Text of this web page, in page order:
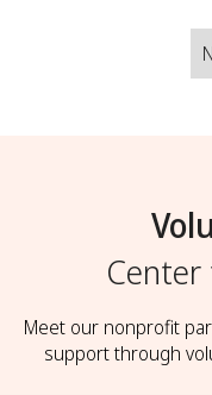
Meet our nonprofit
support through